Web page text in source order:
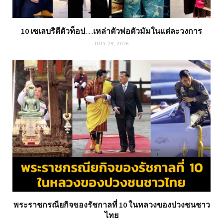
10 เซเลบริตีตัวท็อป…เหล่าตัวพ่อตัวมัมในแต่ละวงการ
JULY 29, 2026
พระราชกรณียกิจของรัชกาลที่ 10 ในหลวงของปวงชนชาว
ไทย